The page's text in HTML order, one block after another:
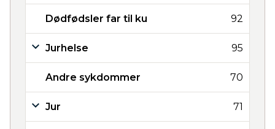
Dødfødsler far til ku 92
Jurhelse 95
Andre sykdommer 70
Jur 71